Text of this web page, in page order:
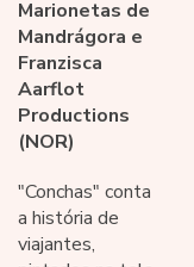
Marionetas de
Mandrágora e
Franzisca
Aarflot
Productions
(NOR)
"Conchas" conta
a história de
viajantes,